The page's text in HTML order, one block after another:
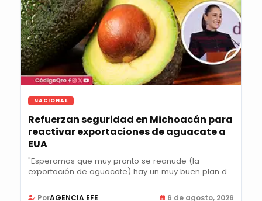
NACIONAL
Refuerzan seguridad en Michoacán para
reactivar exportaciones de aguacate a
EUA
"Esperamos que muy pronto se reanude (la
exportación de aguacate) hay un muy buen plan de
PorAGENCIA EFE 6 de agosto, 2026